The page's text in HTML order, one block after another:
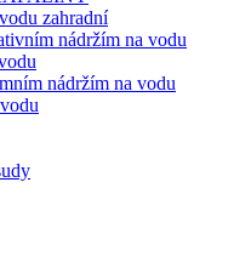
zahradní
nádržím na vodu
nádržím na vodu